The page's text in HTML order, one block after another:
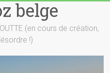
belge
(en cours de création,
!)